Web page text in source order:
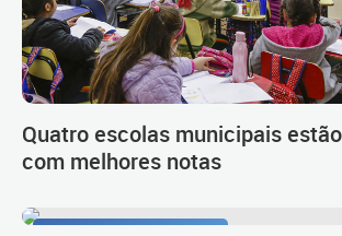
Quatro escolas municipais
com melhores notas